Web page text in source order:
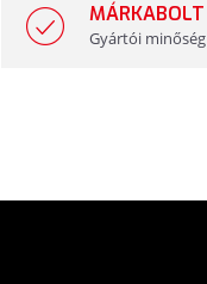
MÁRKABOLT
Gyártói minőség